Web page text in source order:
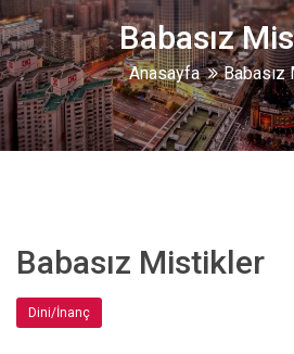
Babasız
Anasayfa
Babasız Mistikler
Dini/İnanç